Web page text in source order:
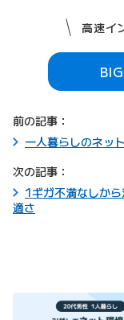
高速イ
前の記事：
一人暮らしのネッ
次の記事：
1ギガ不満なしか
適さ